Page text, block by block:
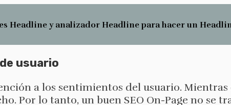
Headline y analizador Headline para hacer un
usuario
a los sentimientos del usuario.
Por lo tanto, un buen SEO On-Page no se